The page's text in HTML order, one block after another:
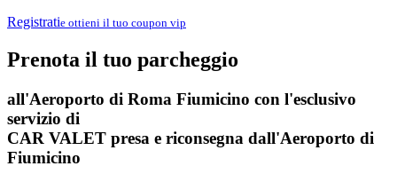
Registratie ottieni il tuo coupon vip
Prenota il tuo parcheggio
all'Aeroporto di Roma Fiumicino con l'esclusivo
servizio di
CAR VALET presa e riconsegna dall'Aeroporto di
Fiumicino